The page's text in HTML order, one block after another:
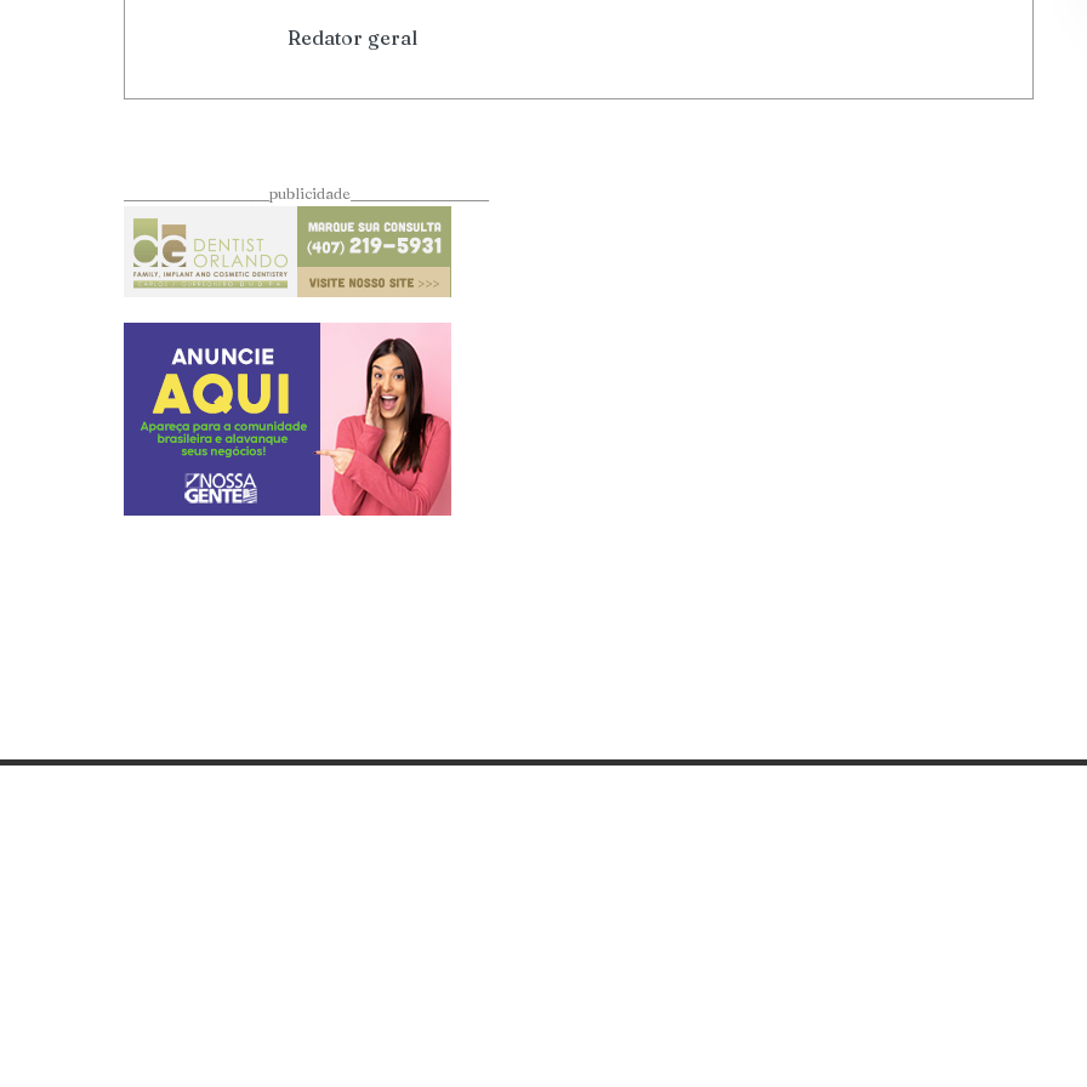
Redator geral
____________________publicidade___________________